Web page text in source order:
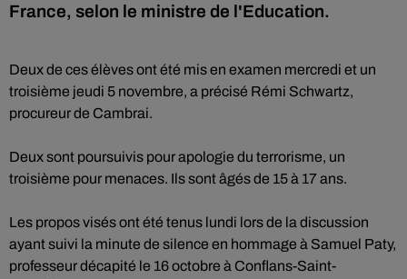
France, selon le ministre de l'Education.
Deux de ces élèves ont été mis en examen mercredi et un
troisième jeudi 5 novembre, a précisé Rémi Schwartz,
procureur de Cambrai.
Deux sont poursuivis pour apologie du terrorisme, un
troisième pour menaces. Ils sont âgés de 15 à 17 ans.
Les propos visés ont été tenus lundi lors de la discussion
ayant suivi la minute de silence en hommage à Samuel Paty,
professeur décapité le 16 octobre à Conflans-Saint-